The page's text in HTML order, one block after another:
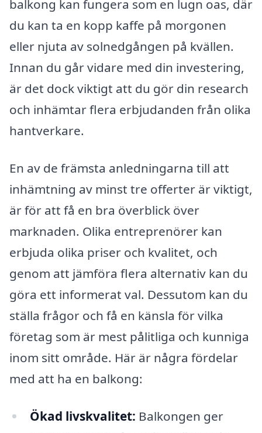
balkong kan fungera som en lugn oas, där
du kan ta en kopp kaffe på morgonen
eller njuta av solnedgången på kvällen.
Innan du går vidare med din investering,
är det dock viktigt att du gör din research
och inhämtar flera erbjudanden från olika
hantverkare.
En av de främsta anledningarna till att
inhämtning av minst tre offerter är viktigt,
är för att få en bra överblick över
marknaden. Olika entreprenörer kan
erbjuda olika priser och kvalitet, och
genom att jämföra flera alternativ kan du
göra ett informerat val. Dessutom kan du
ställa frågor och få en känsla för vilka
företag som är mest pålitliga och kunniga
inom sitt område. Här är några fördelar
med att ha en balkong:
Ökad livskvalitet: Balkongen ger